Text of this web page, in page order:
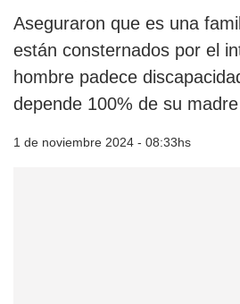
Aseguraron que es una
están consternados por el
hombre padece
depende 100% de su madre
1 de noviembre 2024 - 08:33hs